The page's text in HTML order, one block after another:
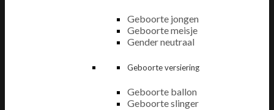
Geboorte jongen
Geboorte meisje
Gender neutraal
Geboorte versiering
Geboorte ballon
Geboorte slinger